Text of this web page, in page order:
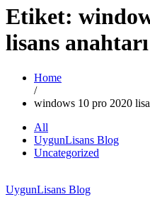
Etiket:
lisans anahtarı
Home
/
windows 10 pro 2020
All
UygunLisans Blog
Uncategorized
UygunLisans Blog